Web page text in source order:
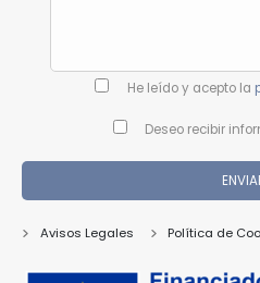
He leído y acepto la
Deseo recibir
Avisos Legales Política de